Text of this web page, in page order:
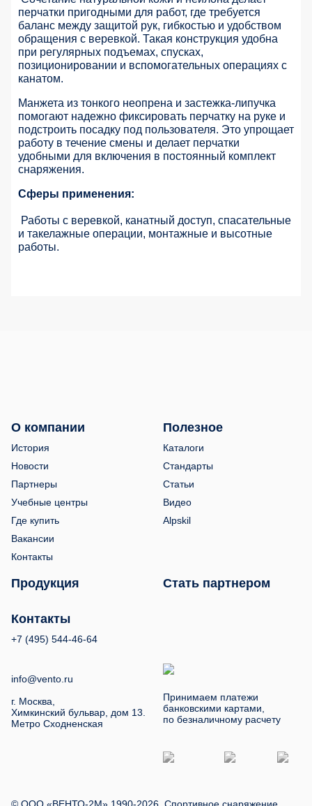
перчатки пригодными для работ, где требуется
баланс между защитой рук, гибкостью и удобством
обращения с веревкой. Такая конструкция удобна
при регулярных подъемах, спусках,
позиционировании и вспомогательных операциях с
канатом.
Манжета из тонкого неопрена и застежка-липучка
помогают надежно фиксировать перчатку на руке и
подстроить посадку под пользователя. Это упрощает
работу в течение смены и делает перчатки
удобными для включения в постоянный комплект
снаряжения.
Сферы применения:
Работы с веревкой, канатный доступ, спасательные
и такелажные операции, монтажные и высотные
работы.
О компании
История
Новости
Партнеры
Учебные центры
Где купить
Вакансии
Контакты
Полезное
Каталоги
Стандарты
Статьи
Видео
Alpskil
Продукция Стать партнером
Контакты
+7 (495) 544-46-64
info@vento.ru
г. Москва,
Химкинский бульвар, дом 13.
Метро Сходненская
Принимаем платежи
банковскими картами,
по безналичному расчету